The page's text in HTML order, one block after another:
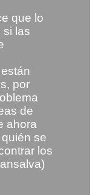
que lo
si las
por
de
ahora
se
los